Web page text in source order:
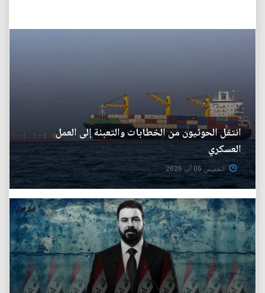
انتقل الحوثيون من الخطابات والتعبئة إلى العمل
العسكري
الخميس 06 آب 2026